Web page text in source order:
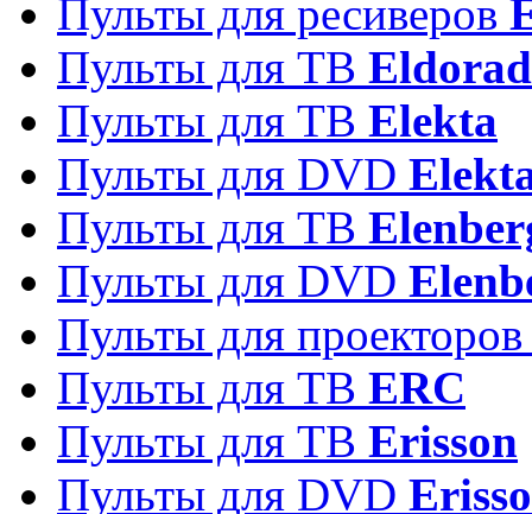
Пульты для ресиверов
Пульты для ТВ
Пульты для ТВ Elekta
Пульты для DVD
Пульты для ТВ
Пульты для DVD
Пульты для
Пульты для ТВ ERC
Пульты для ТВ Erisson
Пульты для DVD